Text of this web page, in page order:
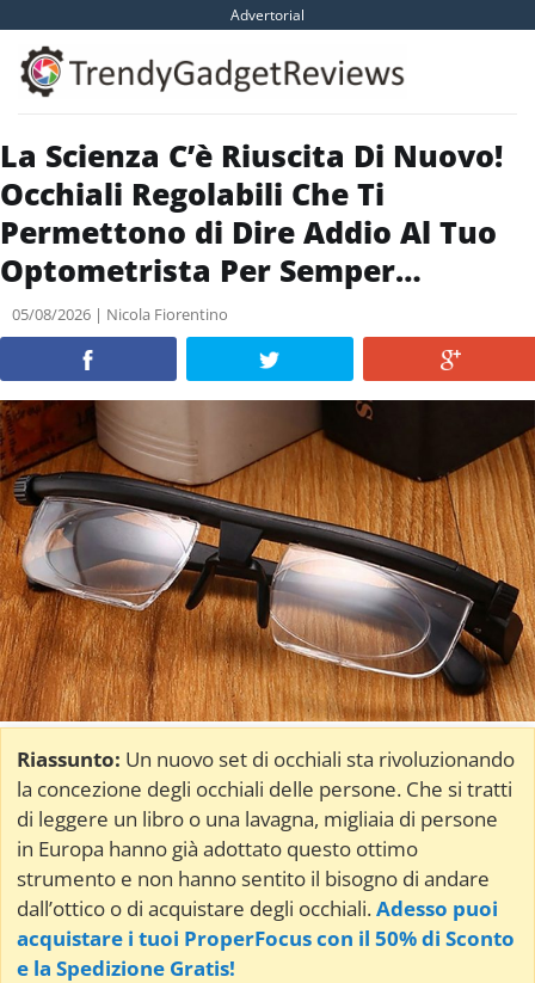
content
Advertorial
La Scienza C’è Riuscita Di Nuovo!
Occhiali Regolabili Che Ti
Permettono di Dire Addio Al Tuo
Optometrista Per Semper…
05/08/2026 | Nicola Fiorentino
Riassunto: Un nuovo set di occhiali sta rivoluzionando
la concezione degli occhiali delle persone. Che si tratti
di leggere un libro o una lavagna, migliaia di persone
in Europa hanno già adottato questo ottimo
strumento e non hanno sentito il bisogno di andare
dall’ottico o di acquistare degli occhiali.Adesso puoi
acquistare i tuoi ProperFocus con il 50% di Sconto
e la Spedizione Gratis!